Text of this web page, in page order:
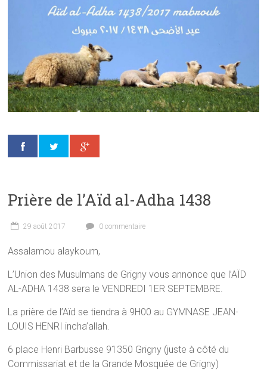
Prière de l’Aïd al-Adha 1438
29 août 2017 0 commentaire
Assalamou alaykoum,
L’Union des Musulmans de Grigny vous annonce que l’AÏD
AL-ADHA 1438 sera le VENDREDI 1ER SEPTEMBRE.
La prière de l’Aïd se tiendra à 9H00 au GYMNASE JEAN-
LOUIS HENRI incha’allah.
6 place Henri Barbusse 91350 Grigny (juste à côté du
Commissariat et de la Grande Mosquée de Grigny)